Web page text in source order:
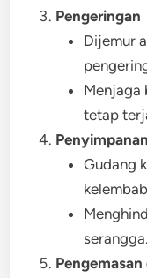
Pengeringan
Dijemur
Menjaga
tetap
Penyimpanan
Gudang
serangga.